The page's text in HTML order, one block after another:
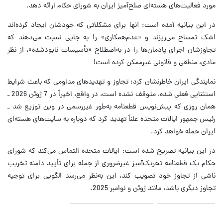
مورد فعالیت‌های هسته‌ای صلح‌آمیز ایران به شورای حکام ارائه دهد.
در این بیانیه آمده است: آنها برای مشکلاتی که خودشان ایجاد کرده‌اند
اشک تمساح می‌ریزند و «عدم‌همکاری» را به جایی نسبت می‌دهند که
تجاوزشان اجرای پادمان‌ها را در به‌اصطلاح «تأسیسات نابودشده»، از نظر
مادی، منطقی و قانونی غیرممکن کرده است!
نمایندگی ایران خاطرنشان کرد: تجاوز و تهدیدهای مداومی که باعث شرایط
استثنایی فعلی شده، متوقف نشده است، در واقع، اخیراً در 7 ژوئن 2026 ـ
همان روزی که پیش‌نویس قطعنامه به‌طور غیررسمی در وین توزیع شد ـ
رئیس جمهور ایالات متحده علناً تهدید کرد که دوباره به سایت‌های هسته‌ای
ایران حمله خواهد کرد.
در این بیانیه تصریح شده است: ایالات متحده التماس می‌کند که شورای
حکام یک قطعنامه تحریک‌آمیز غیرضروری از جمله برای تأیید دامنه تخریب
ناشی از تجاوز خود تصویب کند، این به‌نظر می‌رسد الگویی برای توجیه
تجاوز دیگری باشد، مانند ژوئن و نوامبر 2025.